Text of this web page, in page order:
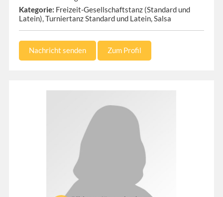
Kategorie: Freizeit-Gesellschaftstanz (Standard und
Latein), Turniertanz Standard und Latein, Salsa
Nachricht senden Zum Profil